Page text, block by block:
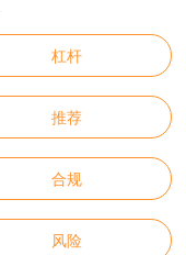
杠杆
推荐
合规
风险